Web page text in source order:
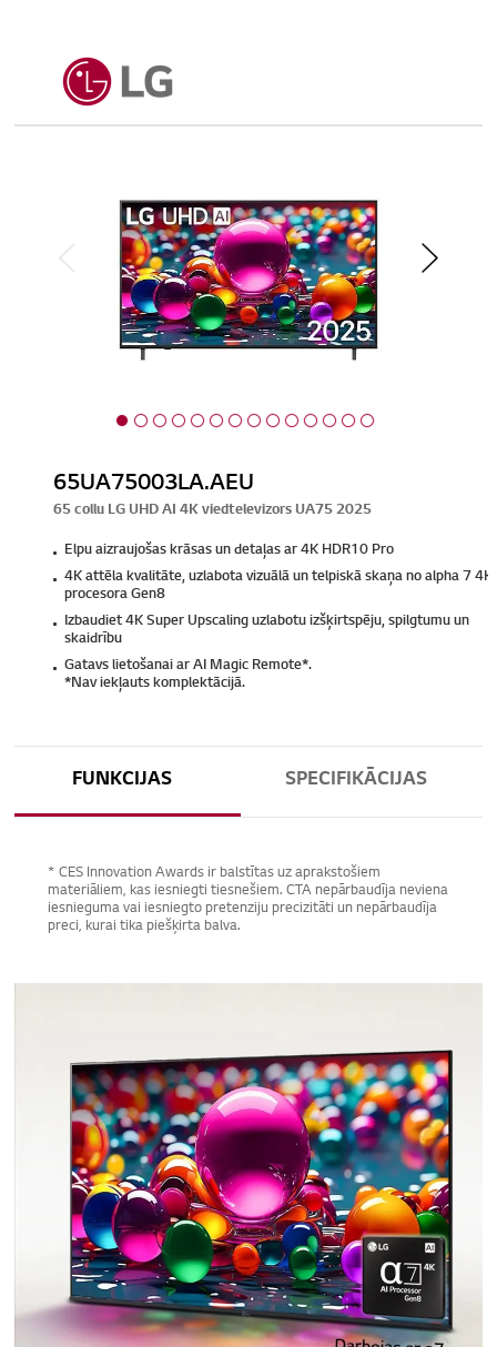
65UA75003LA.AEU
65 collu LG UHD AI 4K viedtelevizors UA75 2025
Elpu aizraujošas krāsas un detaļas ar 4K HDR10 Pro
4K attēla kvalitāte, uzlabota vizuālā un telpiskā skaņa no alpha 7 4K
procesora Gen8
Izbaudiet 4K Super Upscaling uzlabotu izšķirtspēju, spilgtumu un
skaidrību
Gatavs lietošanai ar AI Magic Remote*.
*Nav iekļauts komplektācijā.
FUNKCIJAS SPECIFIKĀCIJAS
* CES Innovation Awards ir balstītas uz aprakstošiem
materiāliem, kas iesniegti tiesnešiem. CTA nepārbaudīja neviena
iesnieguma vai iesniegto pretenziju precizitāti un nepārbaudīja
preci, kurai tika piešķirta balva.